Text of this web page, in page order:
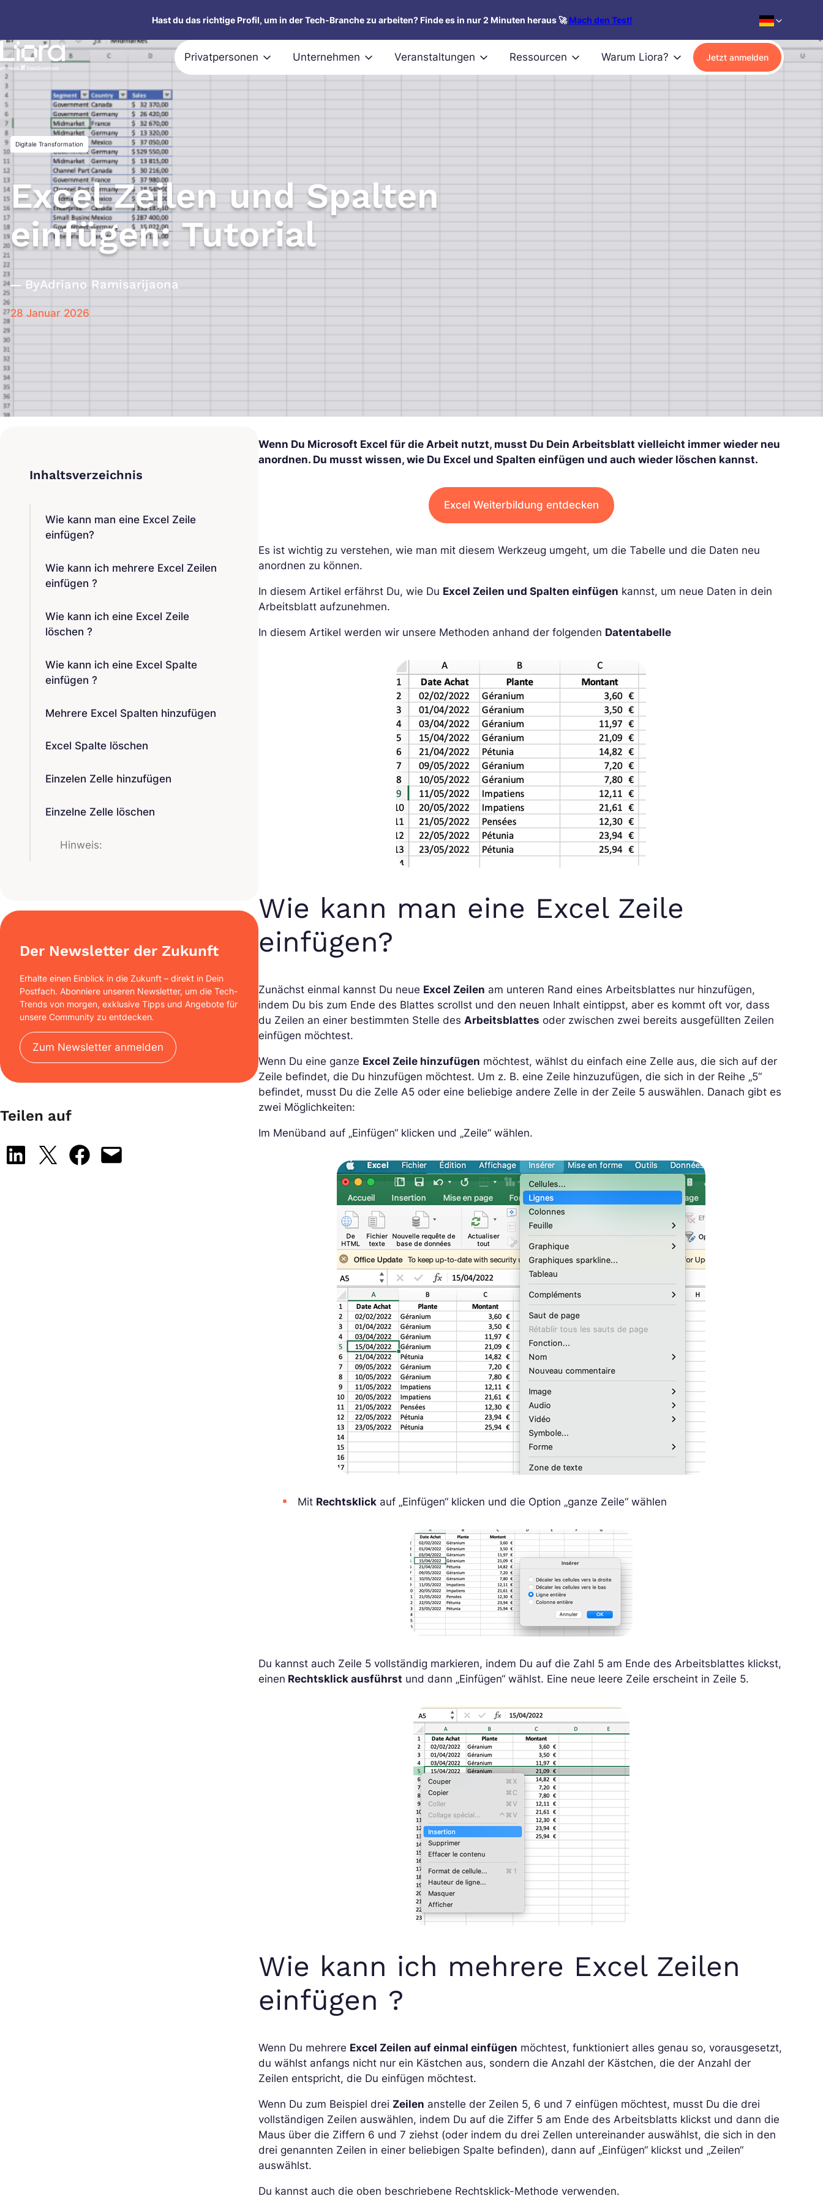
springen
Hast du das richtige Profil, um in der Tech-Branche zu arbeiten? Finde es in nur 2 Minuten heraus 🚀Mach den Test!
Privatpersonen Unternehmen Veranstaltungen Ressourcen Warum Liora? Jetzt anmelden
Digitale Transformation
Excel Zeilen und Spalten
einfügen: Tutorial
ByAdriano Ramisarijaona
28 Januar 2026
Wie kann man eine Excel Zeile
einfügen?
Wie kann ich mehrere Excel Zeilen
einfügen ?
Wie kann ich eine Excel Zeile
löschen ?
Wie kann ich eine Excel Spalte
einfügen ?
Mehrere Excel Spalten hinzufügen
Excel Spalte löschen
Einzelen Zelle hinzufügen
Einzelne Zelle löschen
Hinweis:
Der Newsletter der Zukunft
Erhalte einen Einblick in die Zukunft – direkt in Dein
Postfach. Abonniere unseren Newsletter, um die Tech-
Trends von morgen, exklusive Tipps und Angebote für
unsere Community zu entdecken.
Zum Newsletter anmelden
Teilen auf
Share on LinkedIn
Share on X Share on Facebook
Email this Page
Wenn Du Microsoft Excel für die Arbeit nutzt, musst Du Dein Arbeitsblatt vielleicht immer wieder neu
anordnen. Du musst wissen, wie Du Excel und Spalten einfügen und auch wieder löschen kannst.
Excel Weiterbildung entdecken
Es ist wichtig zu verstehen, wie man mit diesem Werkzeug umgeht, um die Tabelle und die Daten neu
anordnen zu können.
In diesem Artikel erfährst Du, wie Du Excel Zeilen und Spalten einfügen kannst, um neue Daten in dein
Arbeitsblatt aufzunehmen.
In diesem Artikel werden wir unsere Methoden anhand der folgenden Datentabelle
Wie kann man eine Excel Zeile
einfügen?
Zunächst einmal kannst Du neue Excel Zeilen am unteren Rand eines Arbeitsblattes nur hinzufügen,
indem Du bis zum Ende des Blattes scrollst und den neuen Inhalt eintippst, aber es kommt oft vor, dass
du Zeilen an einer bestimmten Stelle desArbeitsblattes oder zwischen zwei bereits ausgefüllten Zeilen
einfügen möchtest.
Wenn Du eine ganze Excel Zeile hinzufügen möchtest, wählst du einfach eine Zelle aus, die sich auf der
Zeile befindet, die Du hinzufügen möchtest. Um z. B. eine Zeile hinzuzufügen, die sich in der Reihe „5“
befindet, musst Du die Zelle A5 oder eine beliebige andere Zelle in der Zeile 5 auswählen. Danach gibt es
zwei Möglichkeiten:
Im Menüband auf „Einfügen“ klicken und „Zeile“ wählen.
Mit Rechtsklick auf „Einfügen“ klicken und die Option „ganze Zeile“ wählen
Du kannst auch Zeile 5 vollständig markieren, indem Du auf die Zahl 5 am Ende des Arbeitsblattes klickst,
einen Rechtsklick ausführst und dann „Einfügen“ wählst. Eine neue leere Zeile erscheint in Zeile 5.
Wie kann ich mehrere Excel Zeilen
einfügen ?
Wenn Du mehrere Excel Zeilen auf einmal einfügen möchtest, funktioniert alles genau so, vorausgesetzt,
du wählst anfangs nicht nur ein Kästchen aus, sondern die Anzahl der Kästchen, die der Anzahl der
Zeilen entspricht, die Du einfügen möchtest.
Wenn Du zum Beispiel drei Zeilen anstelle der Zeilen 5, 6 und 7 einfügen möchtest, musst Du die drei
vollständigen Zeilen auswählen, indem Du auf die Ziffer 5 am Ende des Arbeitsblatts klickst und dann die
Maus über die Ziffern 6 und 7 ziehst (oder indem du drei Zellen untereinander auswählst, die sich in den
drei genannten Zeilen in einer beliebigen Spalte befinden), dann auf „Einfügen“ klickst und „Zeilen“
auswählst.
Du kannst auch die oben beschriebene Rechtsklick-Methode verwenden.